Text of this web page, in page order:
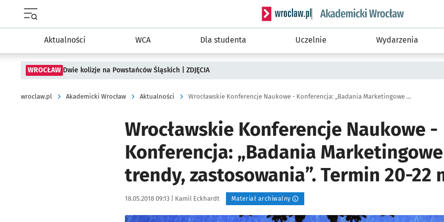
Menu główne portalu wroclaw.pl
Serwis informacyjny wroclaw.pl podserwis:
Aktualności WCA Dla studenta Uczelnie Wydarzenia
WROCŁAW Dwie kolizje na Powstańców Śląskich | ZDJĘCIA
wroclaw.pl Akademicki Wrocław Aktualności Wrocławskie Konferencje Naukowe - Konferencja: „Badania Marketingowe – metody, trendy, zastosowania”. Termin 20-22 maja.
Wrocławskie Konferencje Naukowe -
Konferencja: „Badania
trendy, zastosowania”. Termin 20-22
Data publikacji:
18.05.2018 09:13 | Autor:
Kamil Eckhardt Materiał archiwalny